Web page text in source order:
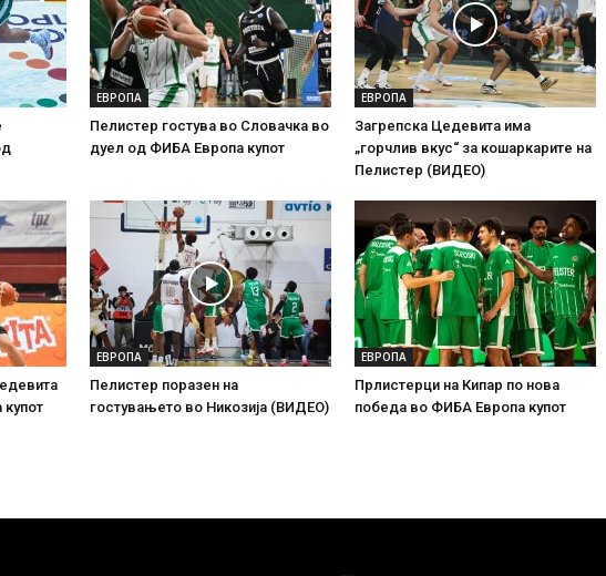
ЕВРОПА
Пелистер гостува во Словачка во
дуел од ФИБА Европа купот
ЕВРОПА
Загрепска Цедевита има
„горчлив вкус“ за кошаркарите на
Пелистер (ВИДЕО)
купот
ЕВРОПА
Пелистер поразен на
гостувањето во Никозија (ВИДЕО)
ЕВРОПА
Прлистерци на Кипар по нова
победа во ФИБА Европа купот